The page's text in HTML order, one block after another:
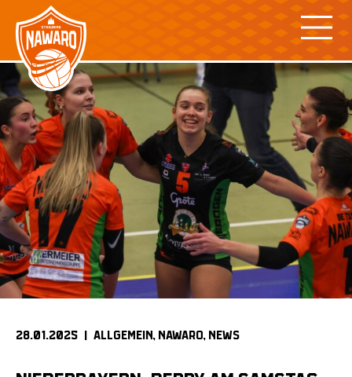
content
28.01.2025 | ALLGEMEIN NAWARO NEWS